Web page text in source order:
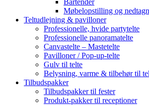
Bartender
Møbelopstilling og
Teltudlejning & pavilloner
Professionelle, hvide partytelte
Professionelle panoramatelte
Canvastelte – Mastetelte
Pavilloner / Pop-up-telte
Gulv til telte
Belysning, varme & tilbehør til
Tilbudspakker
Tilbudspakker til fester
Produkt-pakker til receptioner